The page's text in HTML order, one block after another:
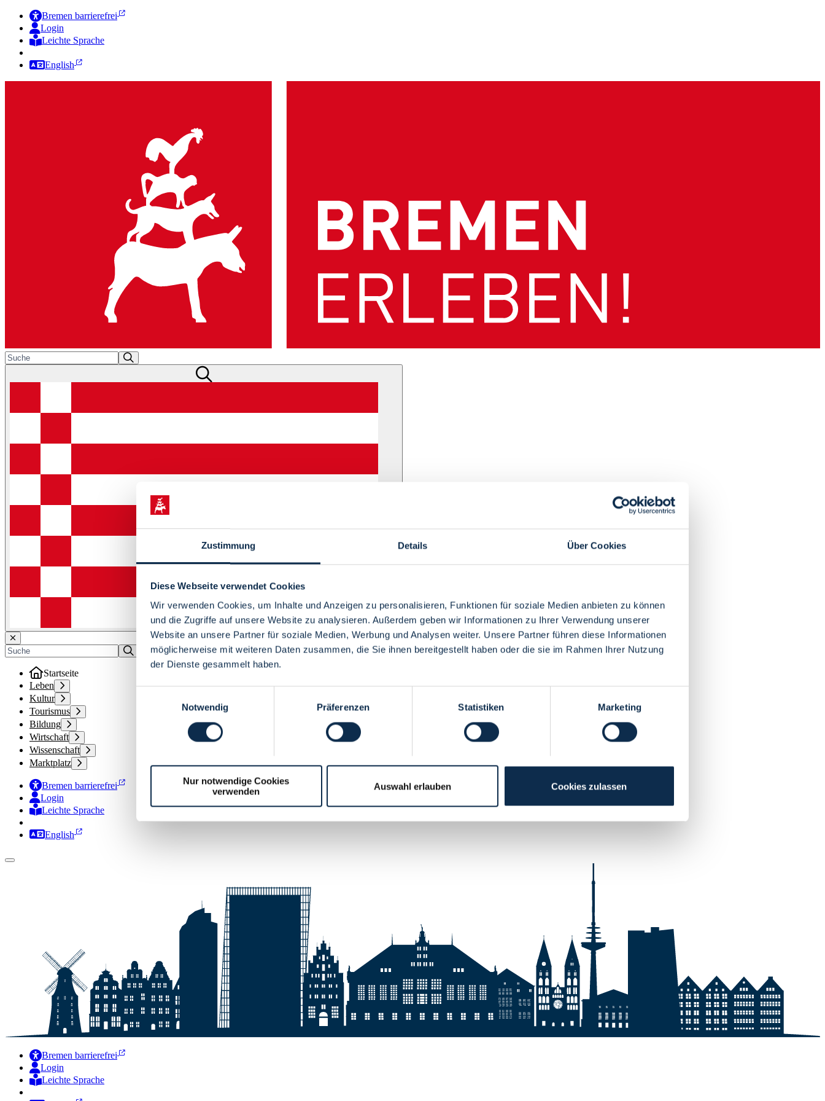
Zustimmung Details Über Cookies
Diese Webseite verwendet Cookies
Wir verwenden Cookies, um Inhalte und Anzeigen zu personalisieren, Funktionen für soziale Medien anbieten zu können
und die Zugriffe auf unsere Website zu analysieren. Außerdem geben wir Informationen zu Ihrer Verwendung unserer
Website an unsere Partner für soziale Medien, Werbung und Analysen weiter. Unsere Partner führen diese Informationen
möglicherweise mit weiteren Daten zusammen, die Sie ihnen bereitgestellt haben oder die sie im Rahmen Ihrer Nutzung
der Dienste gesammelt haben.
Notwendig
Präferenzen Statistiken Marketing
Nur notwendige Cookies
verwenden
Auswahl erlauben Cookies zulassen
Bremen barrierefrei
Login
Leichte Sprache
English
Menü
Startseite
Leben
Kultur
Tourismus
Bildung
Wirtschaft
Wissenschaft
Marktplatz
Bremen barrierefrei
Login
Leichte Sprache
Zur Deutschen Gebärdensprache
English
Bremen barrierefrei
Login
Leichte Sprache